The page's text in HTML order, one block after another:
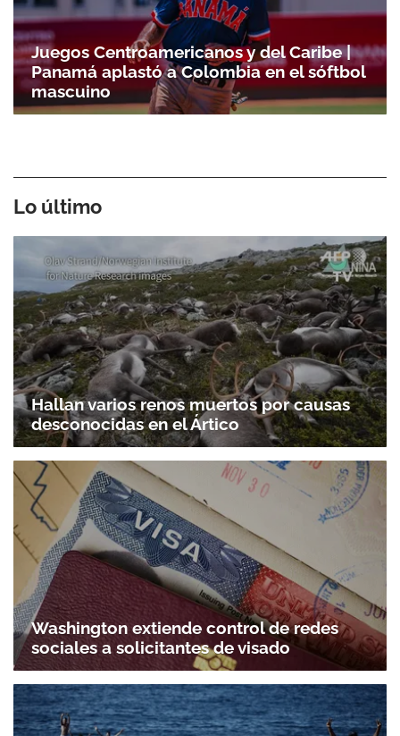
Juegos Centroamericanos y del Caribe |
Panamá aplastó a Colombia en el sóftbol
mascuino
Lo último
Hallan varios renos muertos por causas
desconocidas en el Ártico
Washington extiende control de redes
sociales a solicitantes de visado